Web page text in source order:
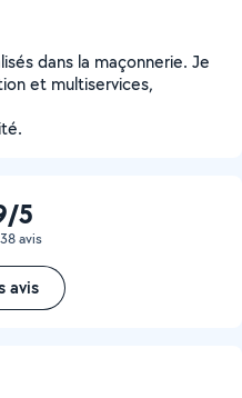
dans la maçonnerie. Je
et multiservices,
5
avis
avis